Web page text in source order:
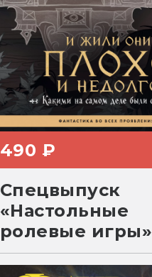
490 ₽
Спецвыпуск
«Настольные
ролевые игры»